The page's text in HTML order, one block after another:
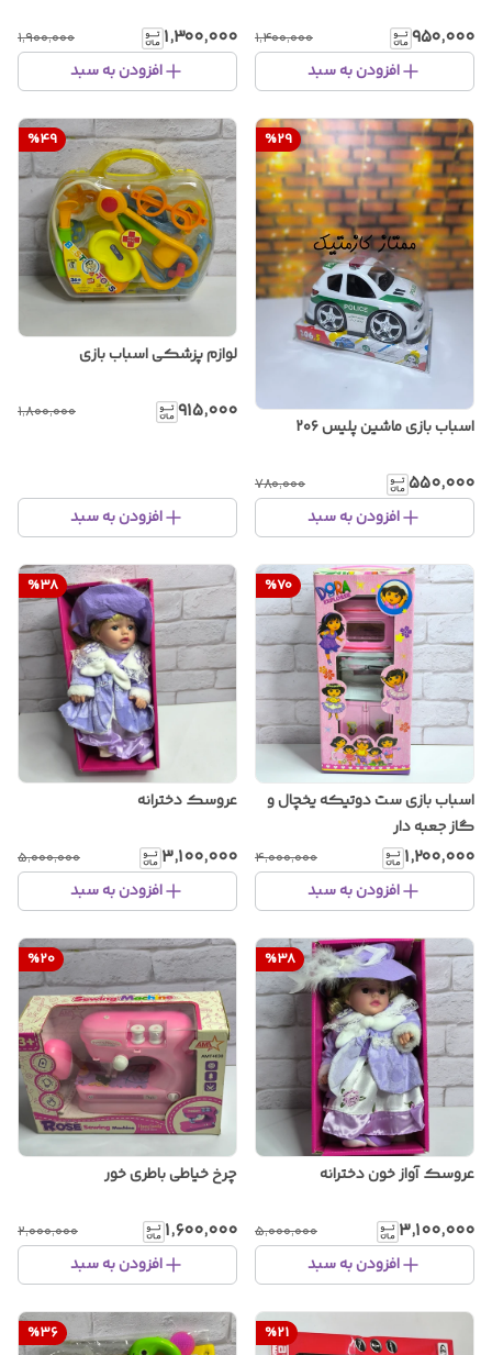
۹۵۰٬۰۰۰ ۱٬۴۰۰٬۰۰۰
افزودن به سبد
۱٬۳۰۰٬۰۰۰ ۱٬۹۰۰٬۰۰۰
افزودن به سبد
%29
اسباب بازی ماشین پلیس ۲۰۶
۵۵۰٬۰۰۰ ۷۸۰٬۰۰۰
افزودن به سبد
%49
لوازم پزشکی اسباب بازی
۹۱۵٬۰۰۰ ۱٬۸۰۰٬۰۰۰
افزودن به سبد
%70
اسباب بازی ست دوتیکه یخچال و
گاز جعبه دار
۱٬۲۰۰٬۰۰۰ ۴٬۰۰۰٬۰۰۰
افزودن به سبد
%38
عروسک دخترانه
۳٬۱۰۰٬۰۰۰ ۵٬۰۰۰٬۰۰۰
افزودن به سبد
%38
عروسک آواز خون دخترانه
۳٬۱۰۰٬۰۰۰ ۵٬۰۰۰٬۰۰۰
افزودن به سبد
%20
چرخ خیاطی باطری خور
۱٬۶۰۰٬۰۰۰ ۲٬۰۰۰٬۰۰۰
افزودن به سبد
%21
%36